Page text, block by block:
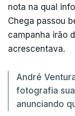
nota na qual
Chega passou
campanha irão
acrescentava.
André
fotografia sua
anunciando